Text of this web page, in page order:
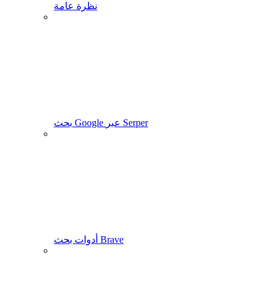
نظرة عامة
بحث Google عبر Serper
أدوات بحث Brave